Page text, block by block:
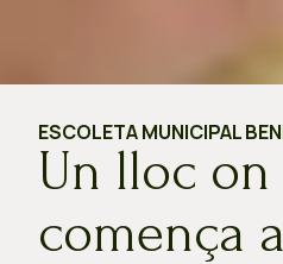
ESCOLETA MUNICIPAL
Un lloc
comença